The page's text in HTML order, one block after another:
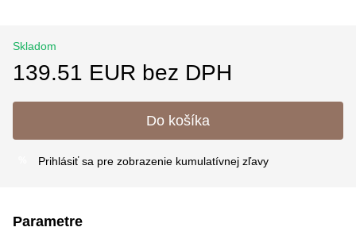
Skladom
139.51 EUR bez DPH
Do košíka
Prihlásiť sa pre zobrazenie kumulatívnej zľavy
Parametre